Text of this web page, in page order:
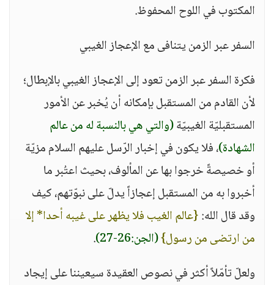
المكتوب في اللوح المحفوظ.
السفر عبر الزمن يتنافى مع الإعجاز الغيبي
فكرة السفر عبر الزمن تعود إلى الإعجاز الغيبي بالإبطال؛
لأن القادم من المستقبل بإمكانه أن يُخبر عن الأمور
المستقبليّة الغيبيّة(والتي هي بالنسبة له من عالم
الشهادة)، فلا يكون في إخبار الرّسل عليهم السلام مزيّة
أو خصيصةً خرجوا بها عن المألوف، بحيث اعتُبر ما
أخبروا به من المستقبل إعجازاً يدلّ على نبوّتهم، كيف
وقد قال الله:{عالم الغيب فلا يظهر على غيبه أحدا* إلا
من ارتضى من رسول}(الجن:26-27)
.
ولعلّ تأمّلاً أكثر في نصوص العقيدة سيعيننا على إيجاد